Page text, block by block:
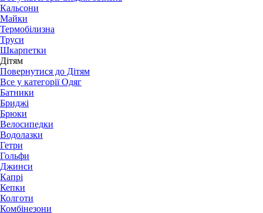
Кальсони
Майки
Термобілизна
Труси
Шкарпетки
Дітям
Повернутися до Дітям
Все у категорії Одяг
Батники
Бриджі
Брюки
Велосипедки
Водолазки
Гетри
Гольфи
Джинси
Капрі
Кепки
Колготи
Комбінезони